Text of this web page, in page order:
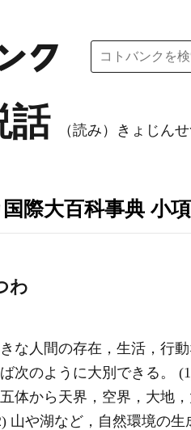
話 （読み）きょじん
際大百科事典 小
わ
な人間の存在，生活，行
次のように大別できる。
体から天界，空界，大地
山や湖など，自然環境の